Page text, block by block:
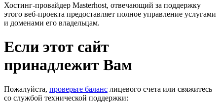
Хостинг-провайдер Masterhost, отвечающий за поддержку
этого веб-проекта предоставляет полное управление услугами
и доменами его владельцам.
Если этот сайт
принадлежит Вам
Пожалуйста, проверьте баланс лицевого счета или свяжитесь
со службой технической поддержки: